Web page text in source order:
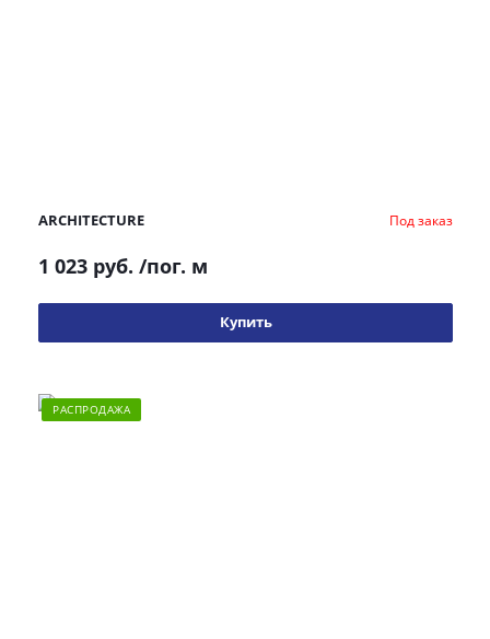
ARCHITECTURE Под заказ
1 023 руб. /пог. м
Купить
РАСПРОДАЖА